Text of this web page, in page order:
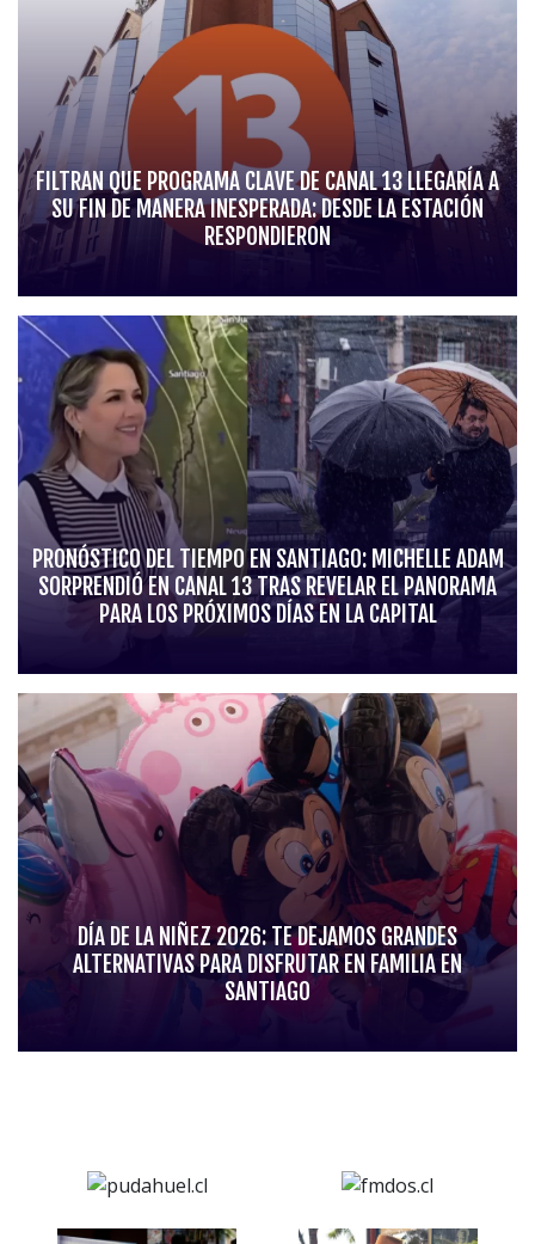
FILTRAN QUE PROGRAMA CLAVE DE CANAL 13 LLEGARÍA A
SU FIN DE MANERA INESPERADA: DESDE LA ESTACIÓN
RESPONDIERON
PRONÓSTICO DEL TIEMPO EN SANTIAGO: MICHELLE ADAM
SORPRENDIÓ EN CANAL 13 TRAS REVELAR EL PANORAMA
PARA LOS PRÓXIMOS DÍAS EN LA CAPITAL
DÍA DE LA NIÑEZ 2026: TE DEJAMOS GRANDES
ALTERNATIVAS PARA DISFRUTAR EN FAMILIA EN
SANTIAGO